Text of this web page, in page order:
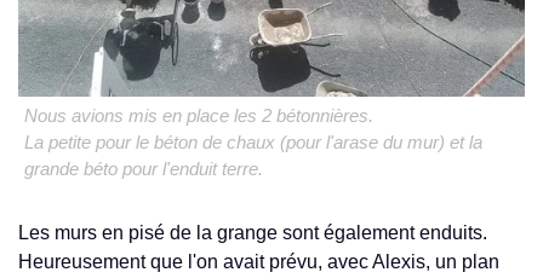
Nous avions mis en place les 2 bétonnières.
La petite pour le béton de chaux (pour l'arase du mur) et la
grande béto pour l'enduit terre.
Les murs en pisé de la grange sont également enduits.
Heureusement que l'on avait prévu, avec Alexis, un plan